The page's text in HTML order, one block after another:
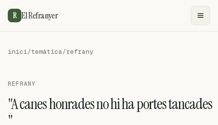
R El Refranyer
inici/temàtica/refrany
REFRANY
"A canes honrades no hi ha portes tancades
"